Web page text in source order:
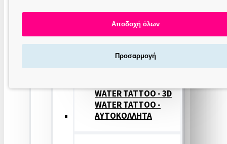
ΝΥΧΙΩΝ
ΣΦΡΑΓΙΔΕΣ
ΝΥΧΙΩΝ
WATER TATTOO - 3D
WATER TATTOO -
ΑΥΤΟΚΟΛΛΗΤΑ
Αποδοχή όλων
Προσαρμογή